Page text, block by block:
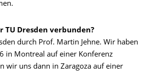
TU Dresden verbunden?
durch Prof. Martin Jehne. Wir haben
in Montreal auf einer Konferenz
wir uns dann in Zaragoza auf einer